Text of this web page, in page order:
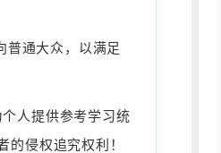
普通大众，以满足
人提供参考学习统
侵权追究权利！